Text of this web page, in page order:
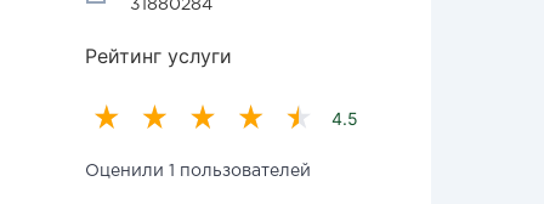
31880284
Рейтинг услуги
4.5
Оценили 1 пользователей